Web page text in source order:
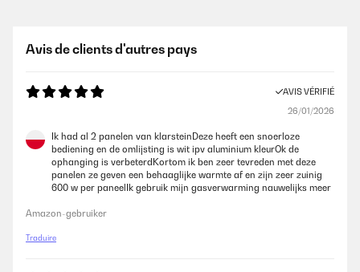
Avis de clients d'autres pays
AVIS VÉRIFIÉ
26/01/2026
Ik had al 2 panelen van klarsteinDeze heeft een snoerloze
bediening en de omlijsting is wit ipv aluminium kleurOk de
ophanging is verbeterdKortom ik ben zeer tevreden met deze
panelen ze geven een behaaglijke warmte af en zijn zeer zuinig
600 w per paneelIk gebruik mijn gasverwarming nauwelijks meer
Amazon-gebruiker
Traduire